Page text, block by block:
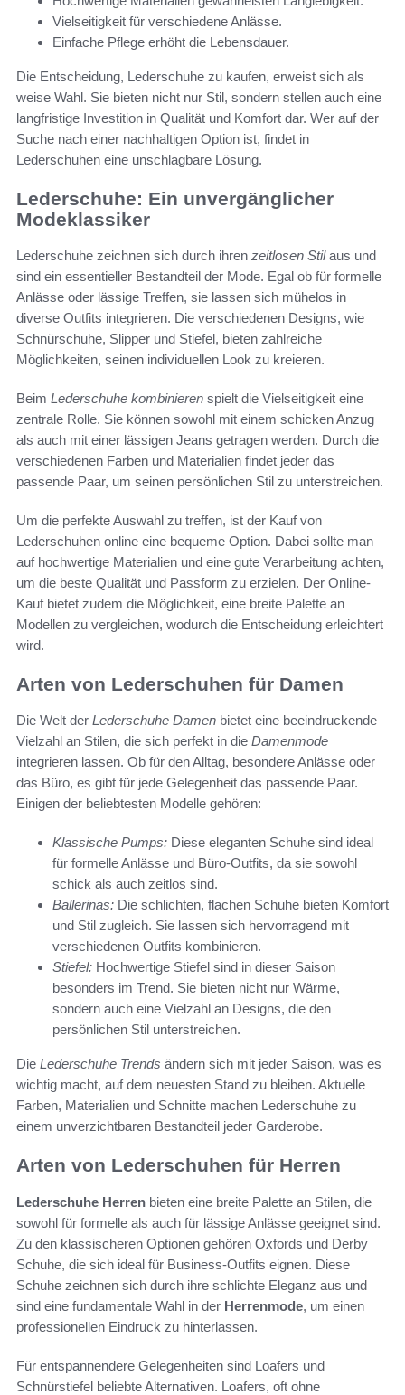
Vielseitigkeit für verschiedene Anlässe.
Einfache Pflege erhöht die Lebensdauer.
Die Entscheidung, Lederschuhe zu kaufen, erweist sich als
weise Wahl. Sie bieten nicht nur Stil, sondern stellen auch eine
langfristige Investition in Qualität und Komfort dar. Wer auf der
Suche nach einer nachhaltigen Option ist, findet in
Lederschuhen eine unschlagbare Lösung.
Lederschuhe: Ein unvergänglicher
Modeklassiker
Lederschuhe zeichnen sich durch ihren zeitlosen Stilaus und
sind ein essentieller Bestandteil der Mode. Egal ob für formelle
Anlässe oder lässige Treffen, sie lassen sich mühelos in
diverse Outfits integrieren. Die verschiedenen Designs, wie
Schnürschuhe, Slipper und Stiefel, bieten zahlreiche
Möglichkeiten, seinen individuellen Look zu kreieren.
Beim Lederschuhe kombinieren spielt die Vielseitigkeit eine
zentrale Rolle. Sie können sowohl mit einem schicken Anzug
als auch mit einer lässigen Jeans getragen werden. Durch die
verschiedenen Farben und Materialien findet jeder das
passende Paar, um seinen persönlichen Stil zu unterstreichen.
Um die perfekte Auswahl zu treffen, ist der Kauf von
Lederschuhen online eine bequeme Option. Dabei sollte man
auf hochwertige Materialien und eine gute Verarbeitung achten,
um die beste Qualität und Passform zu erzielen. Der Online-
Kauf bietet zudem die Möglichkeit, eine breite Palette an
Modellen zu vergleichen, wodurch die Entscheidung erleichtert
wird.
Arten von Lederschuhen für Damen
Die Welt der Lederschuhe Damen bietet eine beeindruckende
Vielzahl an Stilen, die sich perfekt in die Damenmode
integrieren lassen. Ob für den Alltag, besondere Anlässe oder
das Büro, es gibt für jede Gelegenheit das passende Paar.
Einigen der beliebtesten Modelle gehören:
Klassische Pumps: Diese eleganten Schuhe sind ideal
für formelle Anlässe und Büro-Outfits, da sie sowohl
schick als auch zeitlos sind.
Ballerinas: Die schlichten, flachen Schuhe bieten Komfort
und Stil zugleich. Sie lassen sich hervorragend mit
verschiedenen Outfits kombinieren.
Stiefel: Hochwertige Stiefel sind in dieser Saison
besonders im Trend. Sie bieten nicht nur Wärme,
sondern auch eine Vielzahl an Designs, die den
persönlichen Stil unterstreichen.
Die Lederschuhe Trends ändern sich mit jeder Saison, was es
wichtig macht, auf dem neuesten Stand zu bleiben. Aktuelle
Farben, Materialien und Schnitte machen Lederschuhe zu
einem unverzichtbaren Bestandteil jeder Garderobe.
Arten von Lederschuhen für Herren
Lederschuhe Herren bieten eine breite Palette an Stilen, die
sowohl für formelle als auch für lässige Anlässe geeignet sind.
Zu den klassischeren Optionen gehören Oxfords und Derby
Schuhe, die sich ideal für Business-Outfits eignen. Diese
Schuhe zeichnen sich durch ihre schlichte Eleganz aus und
sind eine fundamentale Wahl in der Herrenmode, um einen
professionellen Eindruck zu hinterlassen.
Für entspannendere Gelegenheiten sind Loafers und
Schnürstiefel beliebte Alternativen. Loafers, oft ohne